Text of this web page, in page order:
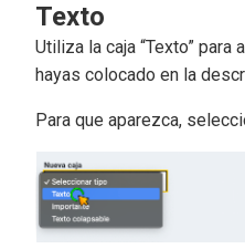
Texto
Utiliza la caja “Texto” para
hayas colocado en la
Para que aparezca,